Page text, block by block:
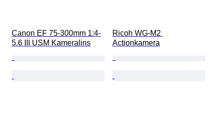
Canon EF 75-300mm 1:4-
5.6 III USM Kameralins
Ricoh WG-M2
Actionkamera